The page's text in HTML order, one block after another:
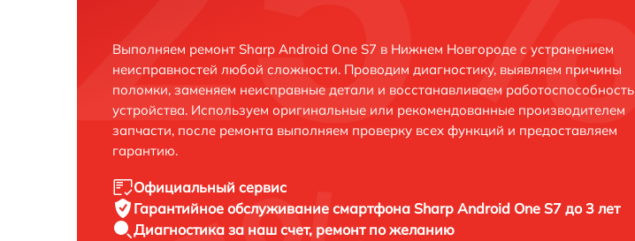
Выполняем ремонт Sharp Android One S7 в Нижнем Новгороде с устранением
неисправностей любой сложности. Проводим диагностику, выявляем причины
поломки, заменяем неисправные детали и восстанавливаем работоспособность
устройства. Используем оригинальные или рекомендованные производителем
запчасти, после ремонта выполняем проверку всех функций и предоставляем
гарантию.
Официальный сервис
Гарантийное обслуживание смартфона Sharp Android One S7 до 3 лет
Диагностика за наш счет, ремонт по желанию